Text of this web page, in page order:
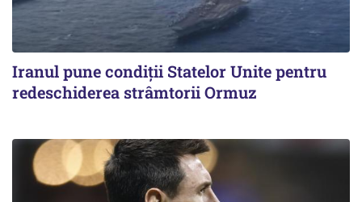
Iranul pune condiții Statelor Unite pentru
redeschiderea strâmtorii Ormuz